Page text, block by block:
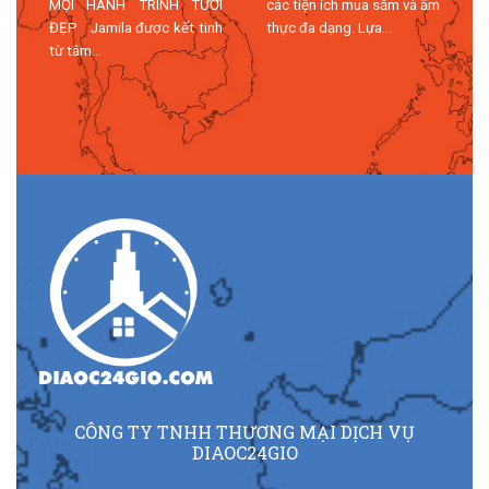
MỌI HÀNH TRÌNH TƯƠI
ĐẸP Jamila được kết tinh
từ tâm...
các tiện ích mua sắm và ẩm
thực đa dạng. Lựa...
CÔNG TY TNHH THƯƠNG MẠI DỊCH VỤ
DIAOC24GIO